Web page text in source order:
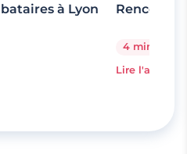
à Lyon
4 minutes
Lire l'article